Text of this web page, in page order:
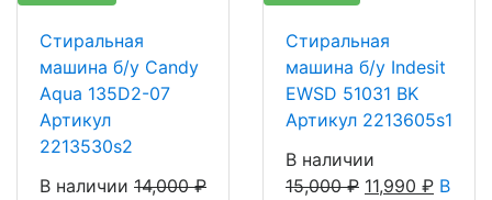
Стиральная
машина б/у Candy
Aqua 135D2-07
Артикул
2213530s2
В наличии 14,000₽
Стиральная
машина б/у Indesit
EWSD 51031 BK
Артикул 2213605s1
В наличии
15,000₽ 11,990 ₽ В